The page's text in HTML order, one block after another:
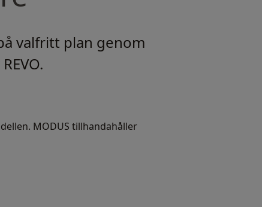
valfritt plan genom
MODUS tillhandahåller